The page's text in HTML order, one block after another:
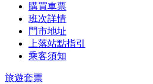
購買車票
班次詳情
門市地址
上落站點指引
乘客須知
旅遊套票